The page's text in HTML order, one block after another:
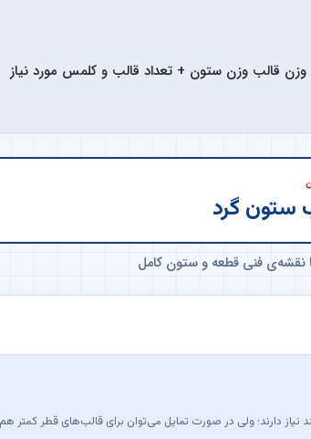
قالب وزن ستون + تعداد قالب و کلمس مورد نیاز
ستون گرد
نقشه‌ی فنی قطعه و ستون کامل